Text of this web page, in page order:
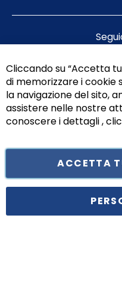
Principe di Piemonte 199, cap.
Cliccando su “Accetta
di memorizzare i cookie
la navigazione del sito,
assistere nelle nostre
conoscere i dettagli ,
ACCETTA